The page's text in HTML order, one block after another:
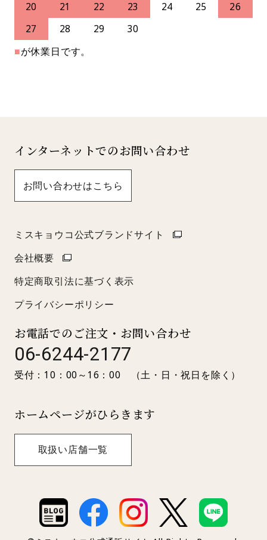
20
21 22 23 24 25
26
27
28 29
30
■が休業日です。
インターネットでのお問い合わせ
お問い合わせはこちら
ミスキョウコ公式ブランドサイト
会社概要
特定商取引法に基づく表示
プライバシーポリシー
お電話でのご注文・お問い合わせ
06-6244-2177
受付：10：00～16：00 （土・日・祝日を除く）
ホームページがひらきます
取扱い店舗一覧